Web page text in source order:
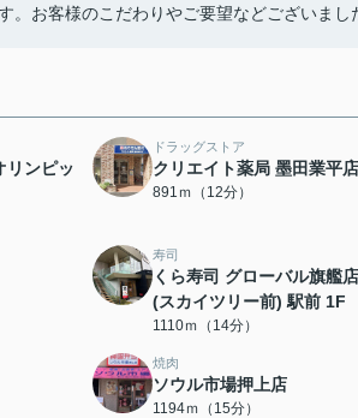
。お客様のこだわりやご要望などございまし
リンピッ
ドラッグストア
クリエイト薬局 墨田業平店
891ｍ（12分）
寿司
くら寿司 グローバル旗艦
(スカイツリー前) 駅前 1F
1110ｍ（14分）
焼肉
ソウル市場押上店
1194ｍ（15分）